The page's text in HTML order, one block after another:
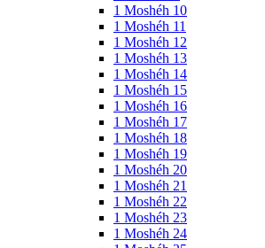
1 Moshéh 10
1 Moshéh 11
1 Moshéh 12
1 Moshéh 13
1 Moshéh 14
1 Moshéh 15
1 Moshéh 16
1 Moshéh 17
1 Moshéh 18
1 Moshéh 19
1 Moshéh 20
1 Moshéh 21
1 Moshéh 22
1 Moshéh 23
1 Moshéh 24